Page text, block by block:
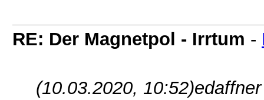
RE: Der Magnetpol - Irrtum -
(10.03.2020, 10:52)